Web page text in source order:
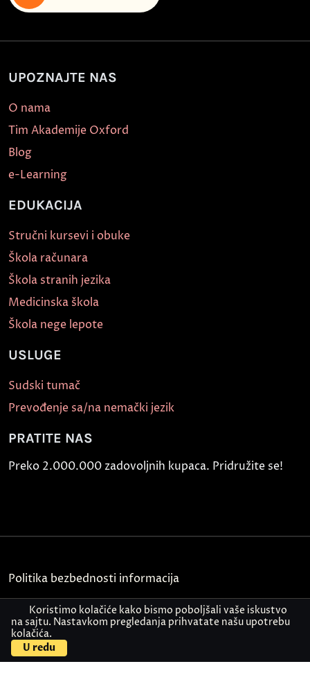
UPOZNAJTE NAS
O nama
Tim Akademije Oxford
Blog
e-Learning
EDUKACIJA
Stručni kursevi i obuke
Škola računara
Škola stranih jezika
Medicinska škola
Škola nege lepote
USLUGE
Sudski tumač
Prevođenje sa/na nemački jezik
PRATITE NAS
Preko 2.000.000 zadovoljnih kupaca. Pridružite se!
Politika bezbednosti informacija
Kontakt
© Akademija Oxford 2026.
Koristimo kolačiće kako bismo poboljšali vaše iskustvo
na sajtu. Nastavkom pregledanja prihvatate našu upotrebu
kolačića.
U redu